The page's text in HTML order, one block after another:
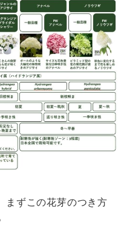
まずこの花芽のつき方